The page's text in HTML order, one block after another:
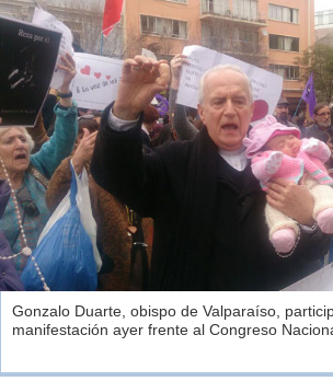
Gonzalo Duarte, obispo de Valparaíso,
manifestación ayer frente al Congreso